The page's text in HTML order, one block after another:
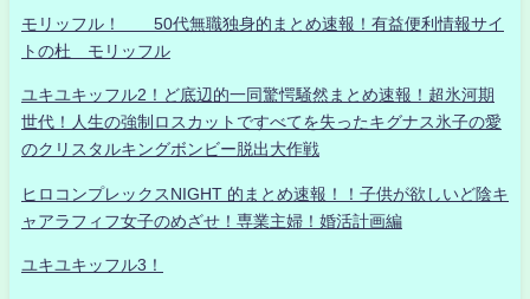
モリッフル！ 50代無職独身的まとめ速報！有益便利情報サイ
トの杜 モリッフル
ユキユキッフル2！ど底辺的一同驚愕騒然まとめ速報！超氷河期
世代！人生の強制ロスカットですべてを失ったキグナス氷子の愛
のクリスタルキングボンビー脱出大作戦
ヒロコンプレックスNIGHT 的まとめ速報！！子供が欲しいど陰キ
ャアラフィフ女子のめざせ！専業主婦！婚活計画編
ユキユキッフル3！